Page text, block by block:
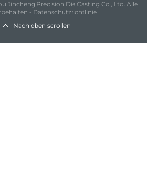
Jincheng Precision Die Casting Co., Ltd. Alle
- Datenschutzrichtlinie
Nach oben scrollen